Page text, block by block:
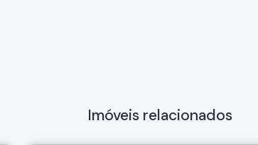
Imóveis relacionados